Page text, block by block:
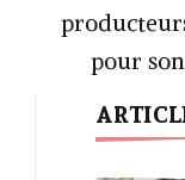
pour